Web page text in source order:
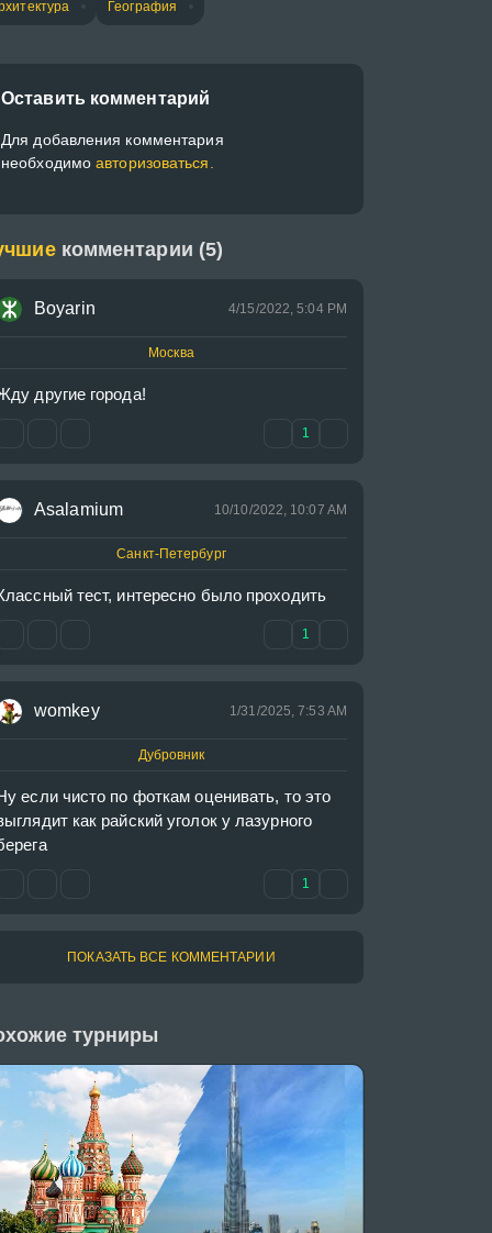
География
Оставить комментарий
Для добавления комментария
необходимоавторизоваться.
комментарии (5)
Boyarin 4/15/2022, 5:04 PM
Москва
другие города!
1
Asalamium 10/10/2022, 10:07 AM
Санкт-Петербург
тест, интересно было проходить
1
womkey 1/31/2025, 7:53 AM
Дубровник
если чисто по фоткам оценивать, то это
как райский уголок у лазурного
1
ПОКАЗАТЬ ВСЕ КОММЕНТАРИИ
турниры